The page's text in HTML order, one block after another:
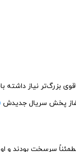
بزرگ‌تر نیاز
پخش سریال جدیدش